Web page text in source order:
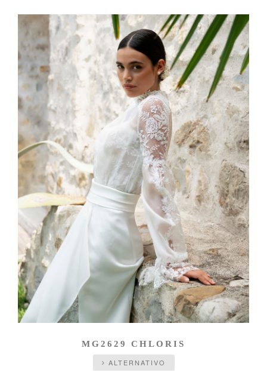
MG2629 CHLORIS
ALTERNATIVO